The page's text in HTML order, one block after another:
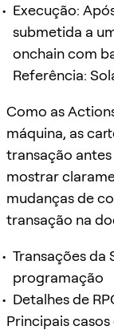
Execução:
submetida a
onchain com
Referência:
Como as
máquina, as
transação
mostrar
mudanças de
transação na
Transações da
programação
Detalhes de
Principais